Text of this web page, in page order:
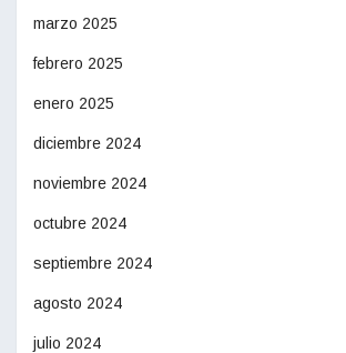
marzo 2025
febrero 2025
enero 2025
diciembre 2024
noviembre 2024
octubre 2024
septiembre 2024
agosto 2024
julio 2024